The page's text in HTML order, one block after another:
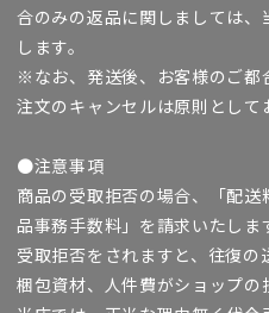
合のみの返品に関しましては、
します。
※なお、発送後、お客様のご都
注文のキャンセルは原則として
●注意事項
商品の受取拒否の場合、「配
品事務手数料」を請求いたしま
受取拒否をされますと、往復の
梱包資材、人件費がショップの